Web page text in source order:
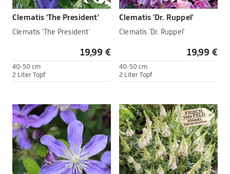
Clematis 'The President'
Clematis 'The President'
19,99 €
40-50 cm
2 Liter Topf
Clematis 'Dr. Ruppel'
Clematis 'Dr. Ruppel'
19,99 €
40-50 cm
2 Liter Topf